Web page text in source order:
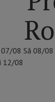
07/08 Sâ 08/08
12/08